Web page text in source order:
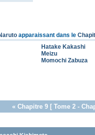
apparaissant dans le
Hatake Kakashi
Meizu
Momochi Zabuza
« Chapitre 9 [ Tome 2 -